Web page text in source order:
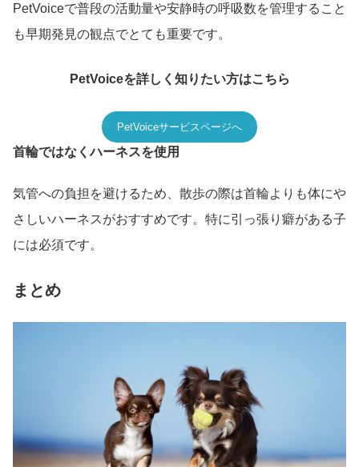
PetVoiceで普段の活動量や安静時の呼吸数を管理すること
も早期発見の観点でとても重要です。
PetVoiceを詳しく知りたい方はこちら
PetVoiceサービスページへ
首輪ではなくハーネスを使用
気管への負担を避けるため、散歩の際は首輪よりも体にや
さしいハーネスがおすすめです。特に引っ張り癖がある子
には必須です。
まとめ